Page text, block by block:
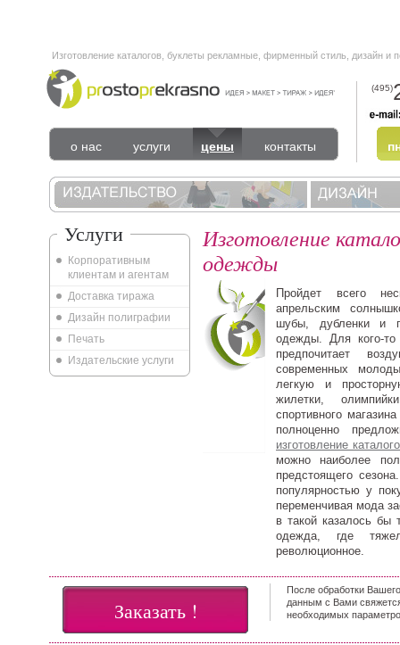
Изготовление каталогов, буклеты рекламные, фирменный стиль, дизайн и
о нас услуги цены контакты
(495)
Услуги
Корпоративным
клиентам и агентам
Доставка тиража
Дизайн полиграфии
Печать
Издательские услуги
Изготовление
одежды
Пройдет всего
апрельским
шубы, дубленки и
одежды. Для кого-
предпочитает
современных
легкую и
жилетки,
спортивного
полноценно
изготовление
можно наиболее
предстоящего
популярностью у
переменчивая мода
в такой казалось бы
одежда, где
революционное.
Заказать !
После обработки
данным с Вами
необходимых